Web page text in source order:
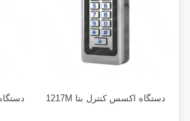
دستگاه اکسس کنترل بتا 1217M